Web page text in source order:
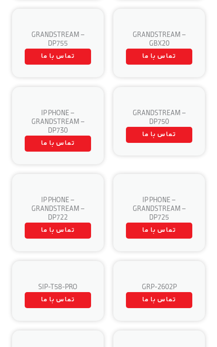
GRANDSTREAM –
GBX20
تماس با ما
GRANDSTREAM –
DP755
تماس با ما
GRANDSTREAM –
DP750
تماس با ما
IP PHONE –
GRANDSTREAM –
DP730
تماس با ما
IP PHONE –
GRANDSTREAM –
DP725
تماس با ما
IP PHONE –
GRANDSTREAM –
DP722
تماس با ما
GRP-2602P
تماس با ما
SIP-T58-PRO
تماس با ما